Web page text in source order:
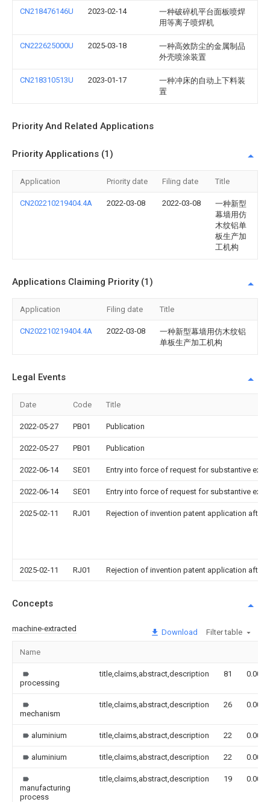
CN218476146U 2023-02-14
一种破碎机平台面板喷焊
用等离子喷焊机
CN222625000U 2025-03-18
一种高效防尘的金属制品
外壳喷涂装置
CN218310513U 2023-01-17
一种冲床的自动上下料装
置
Priority And Related Applications
Priority Applications (1)
Application Priority date Filing date Title
CN202210219404.4A 2022-03-08 2022-03-08
一种新型
幕墙用仿
木纹铝单
板生产加
工机构
Applications Claiming Priority (1)
Application Filing date Title
CN202210219404.4A 2022-03-08
一种新型幕墙用仿木纹铝
单板生产加工机构
Legal Events
Date Code Title
2022-05-27 PB01 Publication
2022-05-27 PB01 Publication
2022-06-14 SE01 Entry into force of request for substantive
2022-06-14 SE01 Entry into force of request for substantive
2025-02-11 RJ01 Rejection of invention patent application after
2025-02-11 RJ01 Rejection of invention patent application after
Concepts
machine-extracted Download Filter table
Name
processing
title,claims,abstract,description 81 0.000
mechanism
title,claims,abstract,description 26 0.000
aluminium title,claims,abstract,description 22 0.000
aluminium title,claims,abstract,description 22 0.000
manufacturing
process
title,claims,abstract,description 19 0.000